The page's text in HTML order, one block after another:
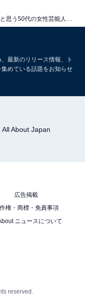
「小顔」だと思う50代の女性芸能人ランキング！ 2位「小泉今日子」、1位は？
最新のリリース情報、ト
めている話題をお知らせ
All About Japan
広告掲載
権・商標・免責事項
ニュースについて
reserved.